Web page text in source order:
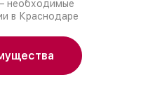
необходимые
в Краснодаре